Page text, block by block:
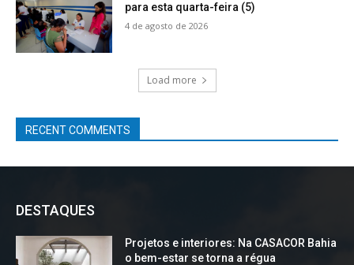
para esta quarta-feira (5)
4 de agosto de 2026
Load more
RECENT COMMENTS
DESTAQUES
Projetos e interiores: Na CASACOR Bahia
o bem-estar se torna a régua